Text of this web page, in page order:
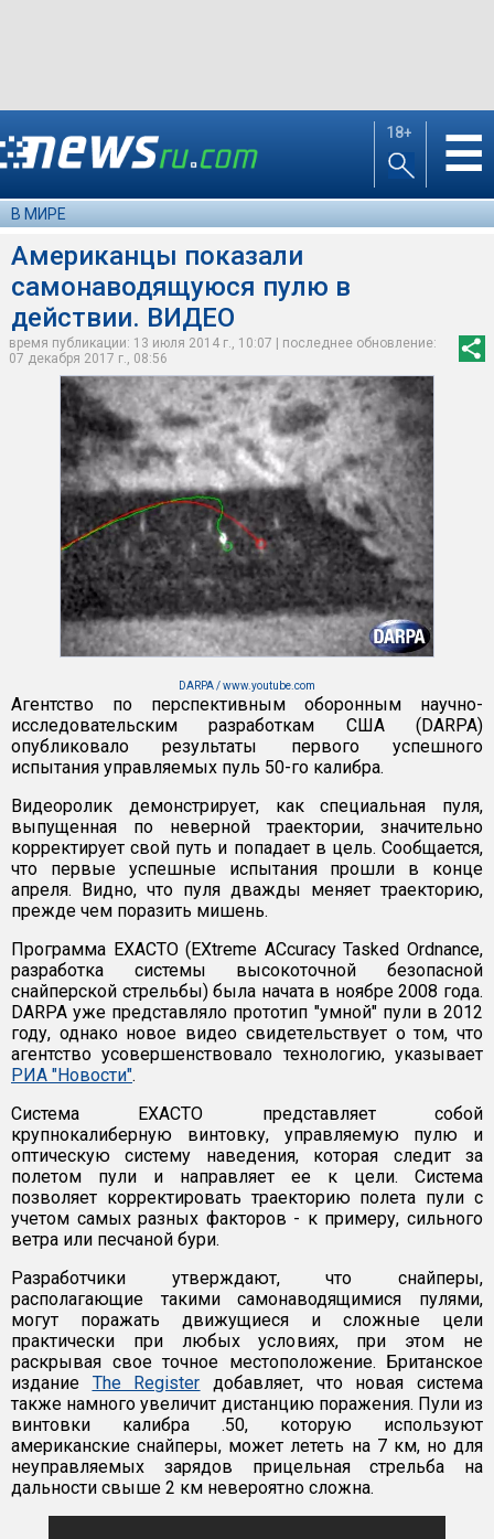
18+ ☰
В МИРЕ
Американцы показали
самонаводящуюся пулю в
действии. ВИДЕО
время публикации: 13 июля 2014 г., 10:07 | последнее обновление:
07 декабря 2017 г., 08:56
DARPA / www.youtube.com
Агентство по перспективным оборонным научно-
исследовательским разработкам США (DARPA)
опубликовало результаты первого успешного
испытания управляемых пуль 50-го калибра.
Видеоролик демонстрирует, как специальная пуля,
выпущенная по неверной траектории, значительно
корректирует свой путь и попадает в цель. Сообщается,
что первые успешные испытания прошли в конце
апреля. Видно, что пуля дважды меняет траекторию,
прежде чем поразить мишень.
Программа EXACTO (EXtreme ACcuracy Tasked Ordnance,
разработка системы высокоточной безопасной
снайперской стрельбы) была начата в ноябре 2008 года.
DARPA уже представляло прототип "умной" пули в 2012
году, однако новое видео свидетельствует о том, что
агентство усовершенствовало технологию, указывает
РИА "Новости".
Система EXACTO представляет собой
крупнокалиберную винтовку, управляемую пулю и
оптическую систему наведения, которая следит за
полетом пули и направляет ее к цели. Система
позволяет корректировать траекторию полета пули с
учетом самых разных факторов - к примеру, сильного
ветра или песчаной бури.
Разработчики утверждают, что снайперы,
располагающие такими самонаводящимися пулями,
могут поражать движущиеся и сложные цели
практически при любых условиях, при этом не
раскрывая свое точное местоположение. Британское
издание The Register добавляет, что новая система
также намного увеличит дистанцию поражения. Пули из
винтовки калибра .50, которую используют
американские снайперы, может лететь на 7 км, но для
неуправляемых зарядов прицельная стрельба на
дальности свыше 2 км невероятно сложна.